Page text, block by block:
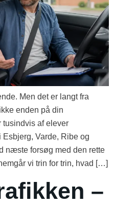
Men det er langt fra
enden på din
tusindvis af elever
Varde, Ribe og
næste forsøg med den rette
vi trin for trin, hvad […]
–